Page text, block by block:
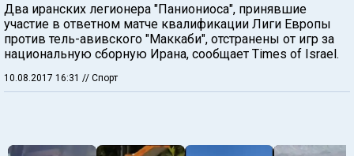
Два иранских легионера "Паниониоса", принявшие
участие в ответном матче квалификации Лиги Европы
против тель-авивского "Маккаби", отстранены от игр за
национальную сборную Ирана, сообщает Times of Israel.
10.08.2017 16:31 // Спорт